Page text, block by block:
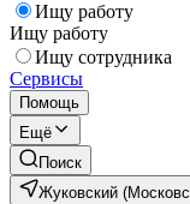
Ищу работу
Ищу работу
Ищу сотрудника
Сервисы
Помощь
Ещё
Поиск
Жуковский